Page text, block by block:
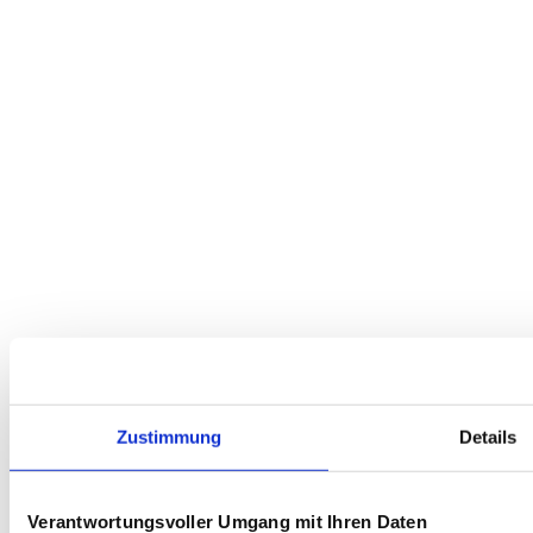
Zustimmung Details
Verantwortungsvoller Umgang mit Ihren Daten